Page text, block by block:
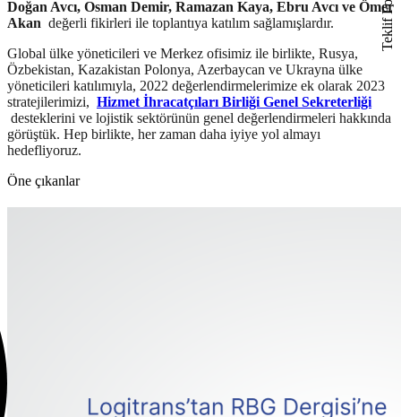
Doğan Avcı, Osman Demir, Ramazan Kaya, Ebru Avcı ve Ömer
Akan değerli fikirleri ile toplantıya katılım sağlamışlardır.
Global ülke yöneticileri ve Merkez ofisimiz ile birlikte, Rusya,
Özbekistan, Kazakistan Polonya, Azerbaycan ve Ukrayna ülke
yöneticileri katılımıyla, 2022 değerlendirmelerimize ek olarak 2023
stratejilerimizi, Hizmet İhracatçıları Birliği Genel Sekreterliği
desteklerini ve lojistik sektörünün genel değerlendirmeleri hakkında
görüştük. Hep birlikte, her zaman daha iyiye yol almayı
hedefliyoruz.
Öne çıkanlar